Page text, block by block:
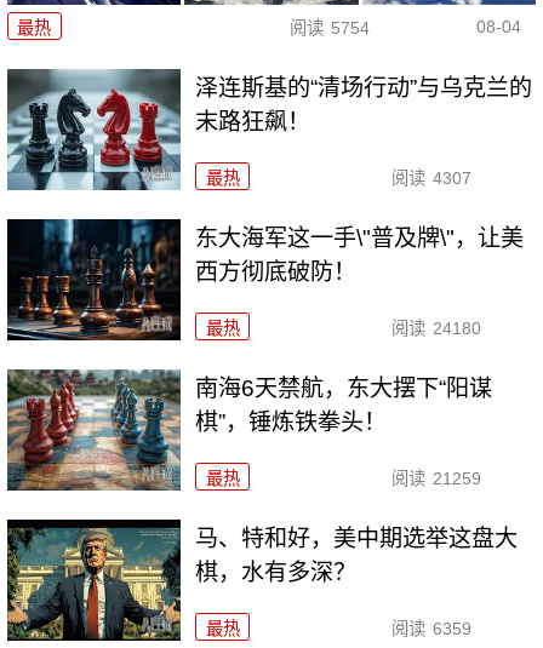
最热 阅读 5754 08-04
泽连斯基的“清场行动”与乌克兰的
末路狂飙！
最热 阅读 4307
东大海军这一手\"普及牌\"，让美
西方彻底破防！
最热 阅读 24180
南海6天禁航，东大摆下“阳谋
棋”，锤炼铁拳头！
最热 阅读 21259
马、特和好，美中期选举这盘大
棋，水有多深？
最热 阅读 6359